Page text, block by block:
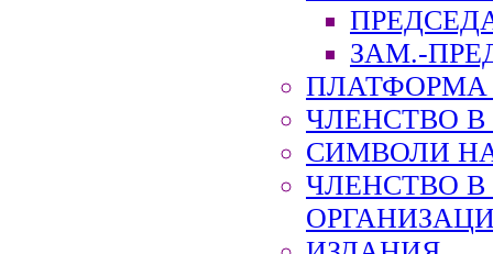
ЗАМ.-
ПЛАТФОРМА
ЧЛЕНСТВО В
СИМВОЛИ
ЧЛЕНСТВО